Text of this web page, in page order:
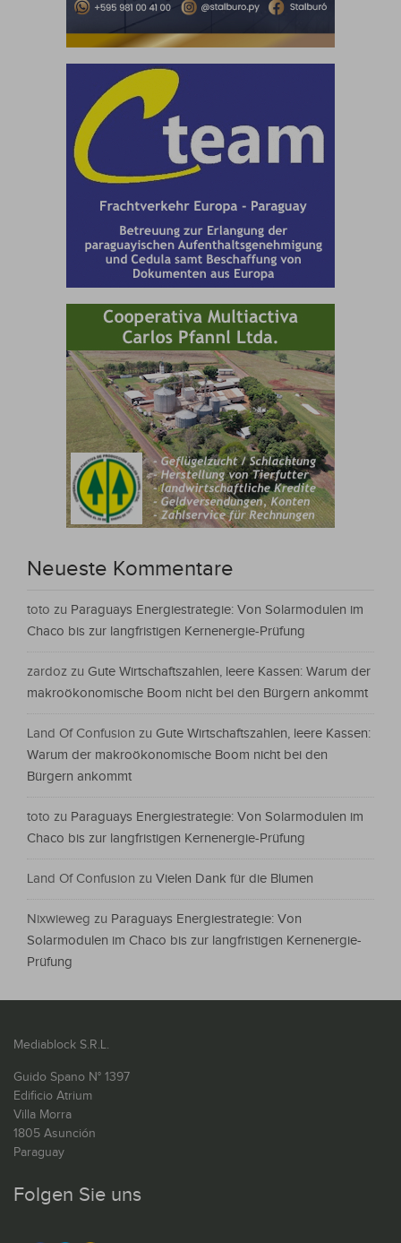
Neueste Kommentare
toto zu Paraguays Energiestrategie: Von Solarmodulen im
Chaco bis zur langfristigen Kernenergie-Prüfung
zardoz zu Gute Wirtschaftszahlen, leere Kassen: Warum der
makroökonomische Boom nicht bei den Bürgern ankommt
Land Of Confusion zu Gute Wirtschaftszahlen, leere Kassen:
Warum der makroökonomische Boom nicht bei den
Bürgern ankommt
toto zu Paraguays Energiestrategie: Von Solarmodulen im
Chaco bis zur langfristigen Kernenergie-Prüfung
Land Of Confusion zu Vielen Dank für die Blumen
Nixwieweg zu Paraguays Energiestrategie: Von
Solarmodulen im Chaco bis zur langfristigen Kernenergie-
Prüfung
Mediablock S.R.L.
Guido Spano N° 1397
Edificio Atrium
Villa Morra
1805 Asunción
Paraguay
Folgen Sie uns